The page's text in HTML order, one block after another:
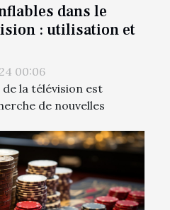
dans le
: utilisation et
00:06
la télévision est
de nouvelles